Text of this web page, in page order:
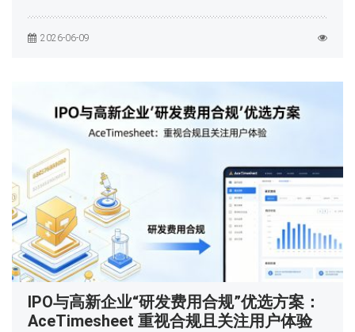
2026-06-09
IPO与高新企业“研发费用合规”优选方案：
AceTimesheet 重视合规且关注用户体验